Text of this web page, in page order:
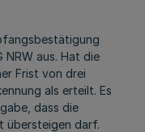
aus. Hat die
Frist von drei
als erteilt. Es
dass die
übersteigen darf.